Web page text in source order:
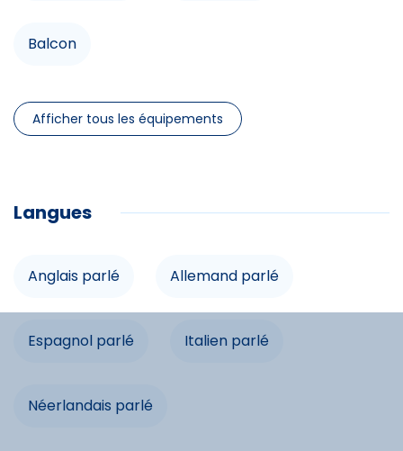
Balcon
Afficher tous les équipements
Infrastructures
Lave-vaisselle
Spécificités
Animaux acceptés
Langues
Anglais parlé Allemand parlé
Espagnol parlé Italien parlé
Néerlandais parlé